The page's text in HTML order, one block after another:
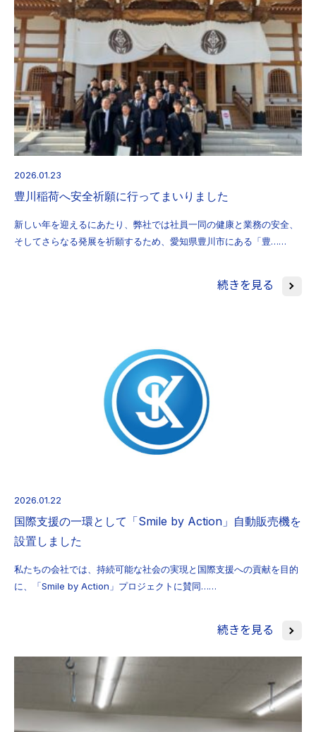
2026.01.23
豊川稲荷へ安全祈願に行ってまいりました
新しい年を迎えるにあたり、弊社では社員一同の健康と業務の安全、
そしてさらなる発展を祈願するため、愛知県豊川市にある「豊……
続きを見る
2026.01.22
国際支援の一環として「Smile by Action」自動販売機を
設置しました
私たちの会社では、持続可能な社会の実現と国際支援への貢献を目的
に、「Smile by Action」プロジェクトに賛同……
続きを見る